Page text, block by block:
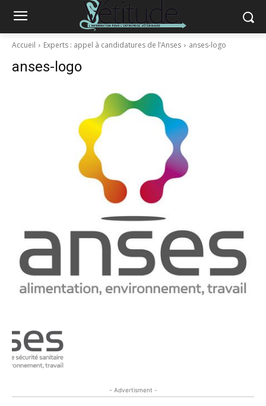
Accueil Experts : appel à candidatures de l’Anses anses-logo
anses-logo
- Advertisment -